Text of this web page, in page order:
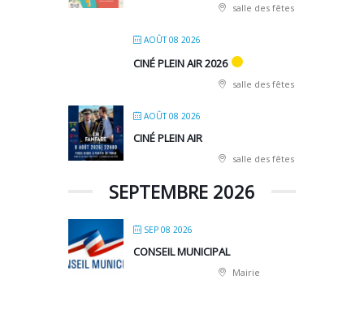
salle des fêtes
AOÛT 08 2026
CINÉ PLEIN AIR 2026
salle des fêtes
AOÛT 08 2026
CINÉ PLEIN AIR
salle des fêtes
SEPTEMBRE 2026
SEP 08 2026
CONSEIL MUNICIPAL
Mairie